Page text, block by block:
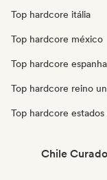
Top hardcore itália
Top hardcore méxico
Top hardcore espanha
Top hardcore reino
Top hardcore estados
Chile